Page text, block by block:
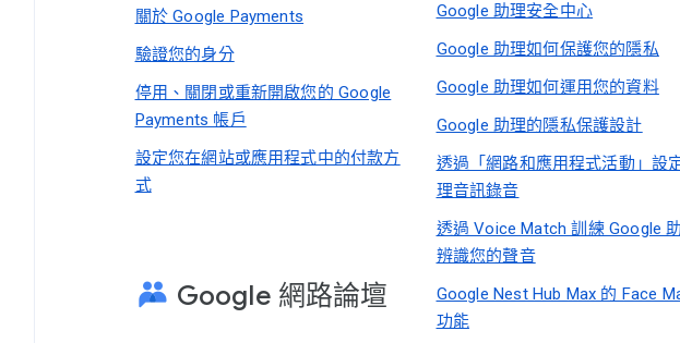
關於 Google Payments
驗證您的身分
停用、關閉或重新開啟您的 Google
Payments 帳戶
設定您在網站或應用程式中的付款方
式
Google 網路論壇
Google 助理安全中心
Google 助理如何保護您的隱私
Google 助理如何運用您的資料
Google 助理的隱私保護設計
透過「網路和應用程式活動」設
理音訊錄音
透過 Voice Match 訓練 Google
辨識您的聲音
Google Nest Hub Max 的 Face
功能